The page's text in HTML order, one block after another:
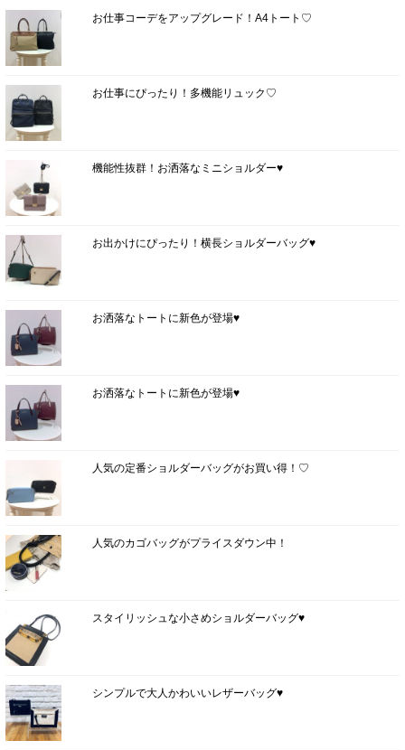
お仕事コーデをアップグレード！A4トート♡
お仕事にぴったり！多機能リュック♡
機能性抜群！お洒落なミニショルダー♥
お出かけにぴったり！横長ショルダーバッグ♥
お洒落なトートに新色が登場♥
お洒落なトートに新色が登場♥
人気の定番ショルダーバッグがお買い得！♡
人気のカゴバッグがプライスダウン中！
スタイリッシュな小さめショルダーバッグ♥
シンプルで大人かわいいレザーバッグ♥